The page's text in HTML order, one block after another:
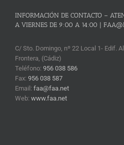
INFORMACIÓN DE CONTACTO –
A VIERNES DE 9:00 A 14:00 |
C/ Sto. Domingo, nº 22 Local 1- Edif.
Frontera, (Cádiz)
Teléfono: 956 038 586
Fax: 956 038 587
Email: faa@faa.net
Web: www.faa.net